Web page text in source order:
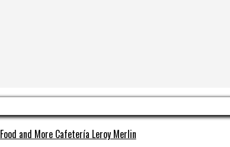
Food and More Cafetería Leroy Merlin